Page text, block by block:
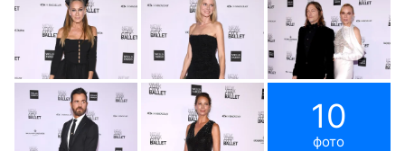
10
фото